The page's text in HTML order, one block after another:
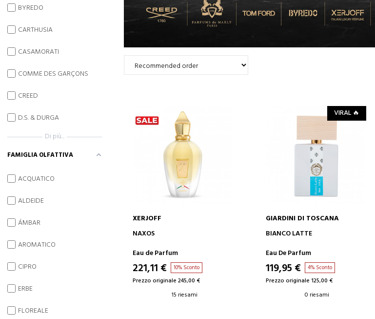
AGGIUNGI AL CARRELLO
XERJOFF
NAXOS
Eau de Parfum
221,11 € 10% Sconto
Prezzo originale 245,00 €
15 riesami
VIRAL 🔥
AGGIUNGI AL CARRELLO
GIARDINI DI TOSCANA
BIANCO LATTE
Eau De Parfum
119,95 € 4% Sconto
Prezzo originale 125,00 €
0 riesami
BYREDO
CARTHUSIA
CASAMORATI
COMME DES GARÇONS
CREED
D.S. & DURGA
Di più...
FAMIGLIA OLFATTIVA
ACQUATICO
ALDEIDE
ÁMBAR
AROMATICO
CIPRO
ERBE
FLOREALE